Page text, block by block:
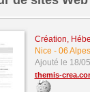
Création,
Nice - 06
Ajouté le 18/
themis-